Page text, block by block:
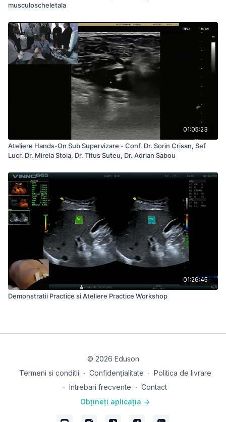
musculoscheletala
01:05:23
Ateliere Hands-On Sub Supervizare - Conf. Dr. Sorin Crisan, Sef
Lucr. Dr. Mirela Stoia, Dr. Titus Suteu, Dr. Adrian Sabou
01:26:45
Demonstratii Practice si Ateliere Practice Workshop
© 2026 Eduson
Termeni si conditii ∙ Confidențialitate ∙ Politica de livrare
∙ Intrebari frecvente ∙ Contact
Obțineți aplicația ->